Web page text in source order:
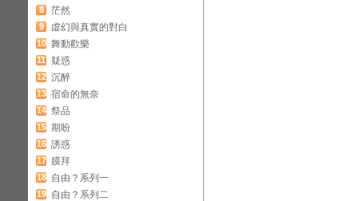
8 茫然
9 虛幻與真實的對白
10 舞動歡樂
11 疑惑
12 沉醉
13 宿命的無奈
14 祭品
15 期盼
16 誘惑
17 膜拜
18 自由？系列一
19 自由？系列二